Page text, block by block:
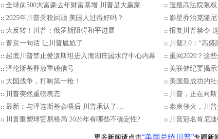
全球前500大富豪去年财富暴增 川普是大赢家
遭最高法院限
2025年川普关税回顾 美国人过得好吗？
影星乔治克隆
大反转！川普：俄罗斯阻碍和平进展
报复川普禁令
普京一句话 让川普尴尬了
川普2.0：“高盛
起底川普禁止爱泼斯坦进入海湖庄园水疗中心内幕
重回2020？这
泽伦斯基释放重磅信号
美联储纪要揭
大国战争，打响第一枪！
美国最成功的
川普突然重磅表态
川普，正在向
最新：与泽连斯基会晤后 川普承认了…
泰柬停火，川
川普重塑球贸易格局 2026年有哪些不确定性?
川普冠名肯尼
“美国总统川普”